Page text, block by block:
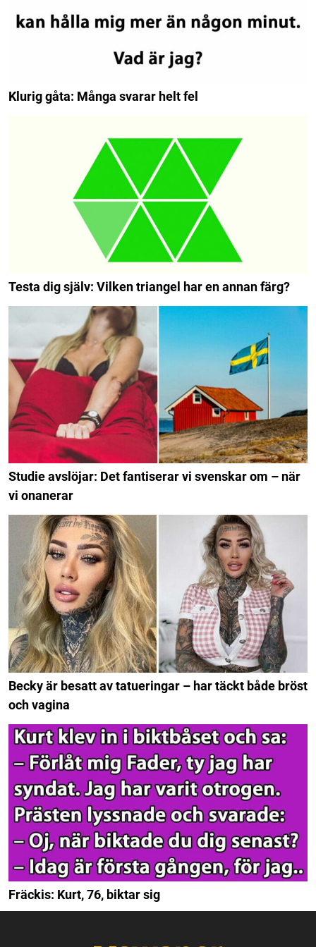
Klurig gåta: Många svarar helt fel
Testa dig själv: Vilken triangel har en annan färg?
Studie avslöjar: Det fantiserar vi svenskar om – när
vi onanerar
Becky är besatt av tatueringar – har täckt både bröst
och vagina
Fräckis: Kurt, 76, biktar sig